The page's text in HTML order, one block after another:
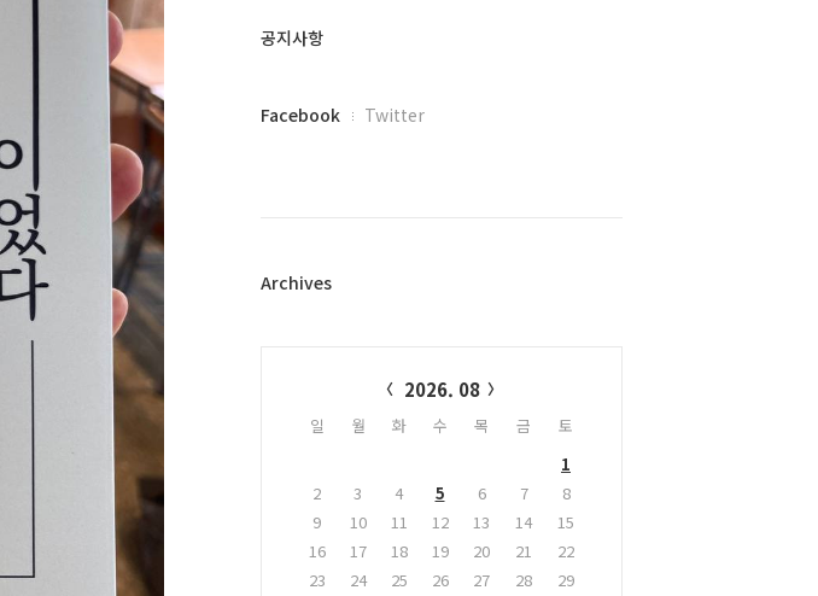
글
공지사항
페
플
Facebook Twitter
Archives
2026. 08
일 월 화 수 목 금
토
1
2
3 4 5 6 7
8
9
10 11 12 13 14
15
16
17 18 19 20 21
22
23
24 25 26 27 28
29